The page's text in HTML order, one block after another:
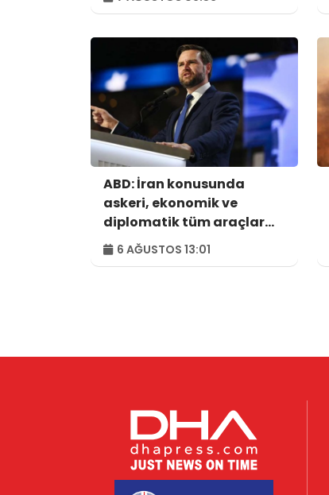
ABD: İran konusunda
askeri, ekonomik ve
diplomatik tüm araçlar
kullanılacak
6 AĞUSTOS 13:01